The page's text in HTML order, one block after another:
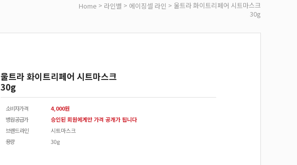
Home > 라인별 > 에이징셀 라인 > 울트라 화이트리페어 시트마스크
30g
울트라 화이트리페어 시트마스크
30g
소비자가격
4,000원
병원공급가
승인된 회원에게만 가격 공개가 됩니다
브랜드 라인
시트마스크
용량
30g